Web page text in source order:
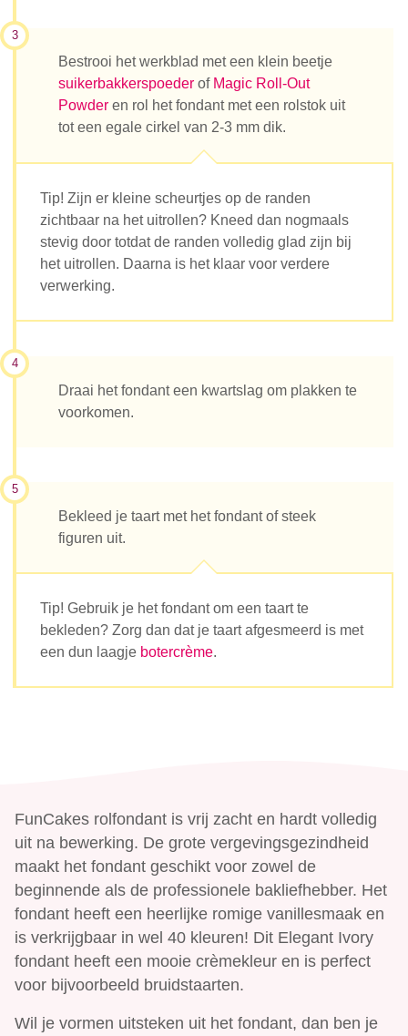
3
Bestrooi het werkblad met een klein beetje
suikerbakkerspoeder of Magic Roll-Out
Powder en rol het fondant met een rolstok uit
tot een egale cirkel van 2-3 mm dik.
Tip! Zijn er kleine scheurtjes op de randen
zichtbaar na het uitrollen? Kneed dan nogmaals
stevig door totdat de randen volledig glad zijn bij
het uitrollen. Daarna is het klaar voor verdere
verwerking.
4
Draai het fondant een kwartslag om plakken te
voorkomen.
5
Bekleed je taart met het fondant of steek
figuren uit.
Tip! Gebruik je het fondant om een taart te
bekleden? Zorg dan dat je taart afgesmeerd is met
een dun laagje botercrème.
FunCakes rolfondant is vrij zacht en hardt volledig
uit na bewerking. De grote vergevingsgezindheid
maakt het fondant geschikt voor zowel de
beginnende als de professionele bakliefhebber. Het
fondant heeft een heerlijke romige vanillesmaak en
is verkrijgbaar in wel 40 kleuren! Dit Elegant Ivory
fondant heeft een mooie crèmekleur en is perfect
voor bijvoorbeeld bruidstaarten.
Wil je vormen uitsteken uit het fondant, dan ben je